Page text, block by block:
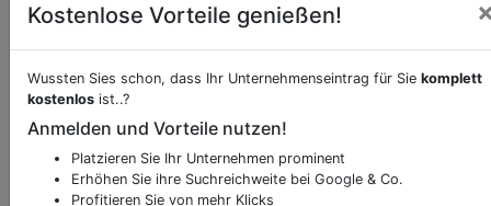
Beschreibung & Services vonApotheke
Sie möchten eine Beschreibung, Dienstleistung
oder andere relevante Informationen hinzufügen?
Klicken Sie bittehierum uns zu kontaktieren.
Kostenlose Vorteile genießen!
Wussten Sies schon, dass Ihr Unternehmenseintrag für Sie komplett
kostenlos ist..?
Anmelden und Vorteile nutzen!
Platzieren Sie Ihr Unternehmen prominent
Erhöhen Sie ihre Suchreichweite bei Google & Co.
Profitieren Sie von mehr Klicks